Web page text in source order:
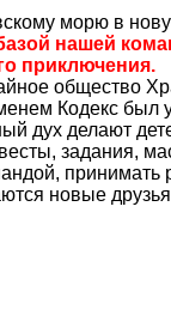
морю в
нашей
приключения.
общество
Кодекс был
дух делают
задания,
новые